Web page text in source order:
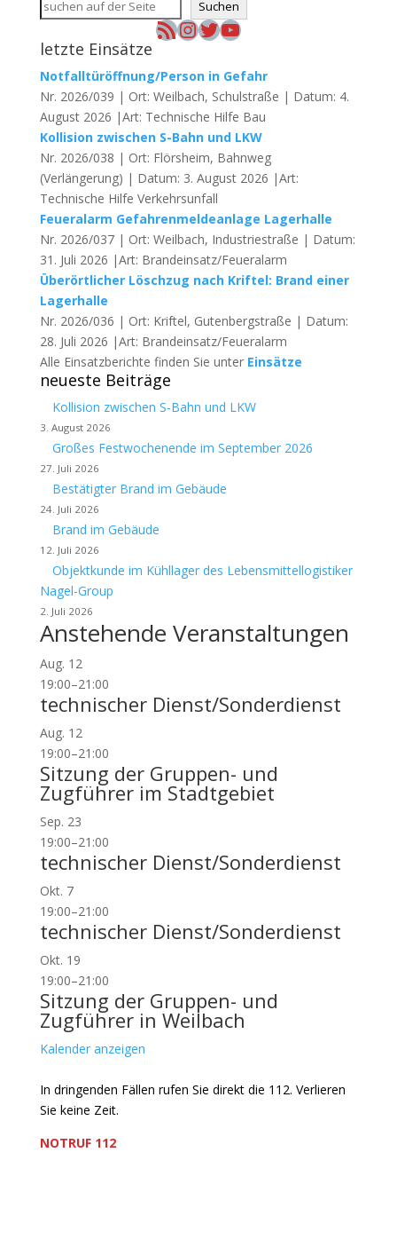
Suchen
RSS-FeedInstagram
Twitter
YouTube
letzte Einsätze
Notfalltüröffnung/Person in Gefahr
Nr. 2026/039 | Ort: Weilbach, Schulstraße | Datum: 4.
August 2026 |Art: Technische Hilfe Bau
Kollision zwischen S-Bahn und LKW
Nr. 2026/038 | Ort: Flörsheim, Bahnweg
(Verlängerung) | Datum: 3. August 2026 |Art:
Technische Hilfe Verkehrsunfall
Feueralarm Gefahrenmeldeanlage Lagerhalle
Nr. 2026/037 | Ort: Weilbach, Industriestraße | Datum:
31. Juli 2026 |Art: Brandeinsatz/Feueralarm
Überörtlicher Löschzug nach Kriftel: Brand einer
Lagerhalle
Nr. 2026/036 | Ort: Kriftel, Gutenbergstraße | Datum:
28. Juli 2026 |Art: Brandeinsatz/Feueralarm
Alle Einsatzberichte finden Sie unter Einsätze
neueste Beiträge
Kollision zwischen S-Bahn und LKW
3. August 2026
Großes Festwochenende im September 2026
27. Juli 2026
Bestätigter Brand im Gebäude
24. Juli 2026
Brand im Gebäude
12. Juli 2026
Objektkunde im Kühllager des Lebensmittellogistiker
Nagel-Group
2. Juli 2026
Anstehende Veranstaltungen
Aug. 12
19:00–21:00
technischer Dienst/Sonderdienst
Aug. 12
19:00–21:00
Sitzung der Gruppen- und
Zugführer im Stadtgebiet
Sep. 23
19:00–21:00
technischer Dienst/Sonderdienst
Okt. 7
19:00–21:00
technischer Dienst/Sonderdienst
Okt. 19
19:00–21:00
Sitzung der Gruppen- und
Zugführer in Weilbach
Kalender anzeigen
In dringenden Fällen rufen Sie direkt die 112. Verlieren
Sie keine Zeit.
NOTRUF 112